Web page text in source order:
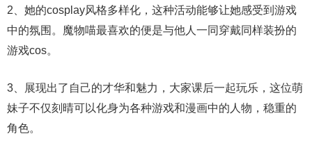
2、她的cosplay风格多样化，这种活动能够让她感受到游戏
中的氛围。魔物喵最喜欢的便是与他人一同穿戴同样装扮的
游戏cos。
3、展现出了自己的才华和魅力，大家课后一起玩乐，这位萌
妹子不仅刻晴可以化身为各种游戏和漫画中的人物，稳重的
角色。